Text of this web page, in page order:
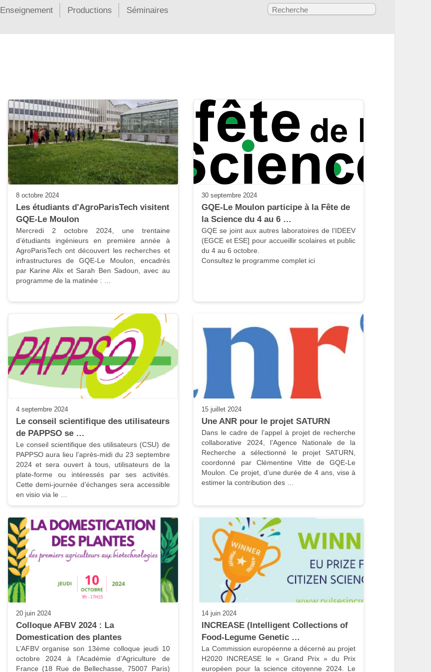
Enseignement Productions Séminaires
8 octobre 2024
Les étudiants d'AgroParisTech visitent
GQE-Le Moulon
Mercredi 2 octobre 2024, une trentaine
d’étudiants ingénieurs en première année à
AgroParisTech ont découvert les recherches et
infrastructures de GQE-Le Moulon, encadrés
par Karine Alix et Sarah Ben Sadoun, avec au
programme de la matinée : …
30 septembre 2024
GQE-Le Moulon participe à la Fête de
la Science du 4 au 6 …
GQE se joint aux autres laboratoires de l’IDEEV
(EGCE et ESE] pour accueillir scolaires et public
du 4 au 6 octobre.
4 septembre 2024
Le conseil scientifique des utilisateurs
de PAPPSO se …
Le conseil scientifique des utilisateurs (CSU) de
PAPPSO aura lieu l’après-midi du 23 septembre
2024 et sera ouvert à tous, utilisateurs de la
plate-forme ou intéressés par ses activités.
Cette demi-journée d’échanges sera accessible
en visio via le …
15 juillet 2024
Une ANR pour le projet SATURN
Dans le cadre de l’appel à projet de recherche
collaborative 2024, l’Agence Nationale de la
Recherche a sélectionné le projet SATURN,
coordonné par Clémentine Vitte de GQE-Le
Moulon. Ce projet, d’une durée de 4 ans, vise à
estimer la contribution des …
20 juin 2024
Colloque AFBV 2024 : La
Domestication des plantes
L’AFBV organise son 13ème colloque jeudi 10
octobre 2024 à l’Académie d’Agriculture de
France (18 Rue de Bellechasse, 75007 Paris)
14 juin 2024
INCREASE (Intelligent Collections of
Food-Legume Genetic …
La Commission européenne a décerné au projet
H2020 INCREASE le « Grand Prix » du Prix
européen pour la science citoyenne 2024. Le